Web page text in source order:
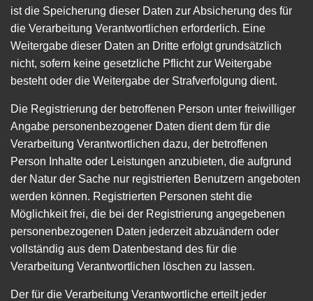
ist die Speicherung dieser Daten zur Absicherung des für
die Verarbeitung Verantwortlichen erforderlich. Eine
Weitergabe dieser Daten an Dritte erfolgt grundsätzlich
nicht, sofern keine gesetzliche Pflicht zur Weitergabe
besteht oder die Weitergabe der Strafverfolgung dient.
Die Registrierung der betroffenen Person unter freiwilliger
Angabe personenbezogener Daten dient dem für die
Verarbeitung Verantwortlichen dazu, der betroffenen
Person Inhalte oder Leistungen anzubieten, die aufgrund
der Natur der Sache nur registrierten Benutzern angeboten
werden können. Registrierten Personen steht die
Möglichkeit frei, die bei der Registrierung angegebenen
personenbezogenen Daten jederzeit abzuändern oder
vollständig aus dem Datenbestand des für die
Verarbeitung Verantwortlichen löschen zu lassen.
Der für die Verarbeitung Verantwortliche erteilt jeder